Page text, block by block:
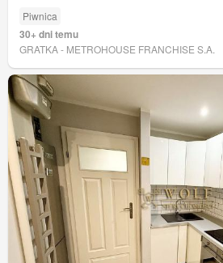
Piwnica
30+ dni temu
GRATKA - METROHOUSE FRANCHISE S.A.